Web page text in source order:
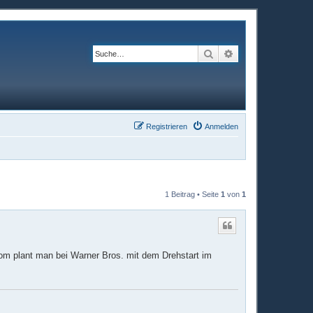
Suche
Anmelden
Registrieren
1 Beitrag • Seite 1 von 1
plant man bei Warner Bros. mit dem Drehstart im